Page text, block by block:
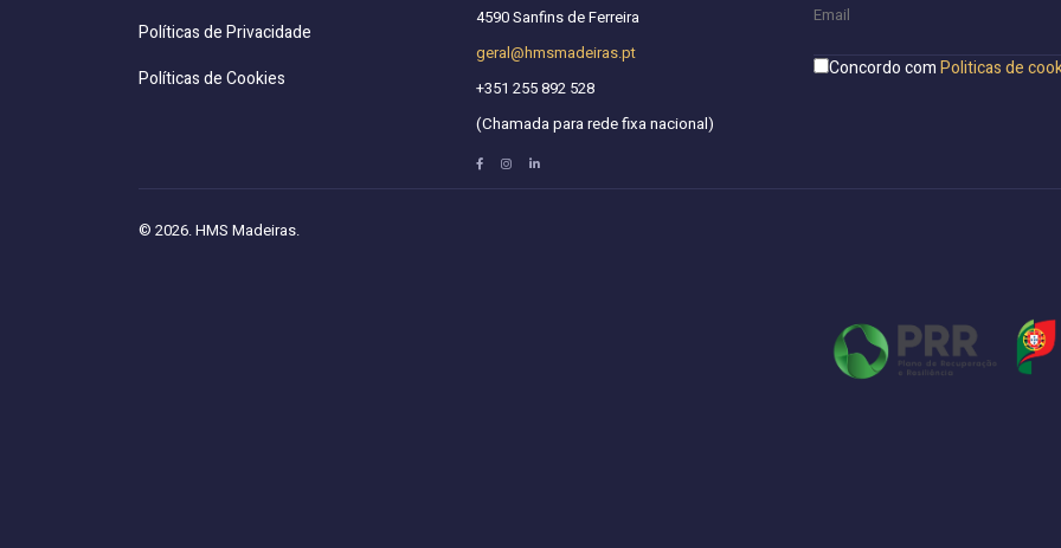
Políticas de Privacidade
Políticas de Cookies
4590 Sanfins de Ferreira
geral@hmsmadeiras.pt
+351 255 892 528
(Chamada para rede fixa nacional)
Concordo comPoliticas de
© 2026. HMS Madeiras.